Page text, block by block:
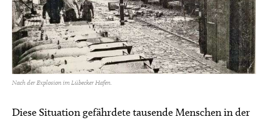
Nach der Explosion im Lübecker Hafen.
Diese Situation gefährdete tausende Menschen in der